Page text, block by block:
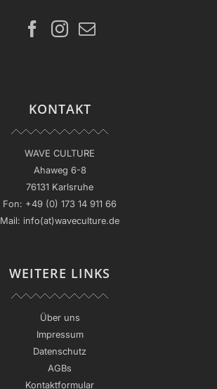
KONTAKT
WAVE CULTURE
Ahaweg 6-8
76131 Karlsruhe
Fon: +49 (0) 173 14 911 66
Mail: info(at)waveculture.de
WEITERE LINKS
Über uns
Impressum
Datenschutz
AGBs
Kontaktformular